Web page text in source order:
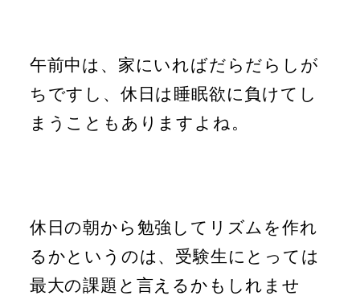
午前中は、家にいればだらだらしが
ちですし、休日は睡眠欲に負けてし
まうこともありますよね。
休日の朝から勉強してリズムを作れ
るかというのは、受験生にとっては
最大の課題と言えるかもしれませ